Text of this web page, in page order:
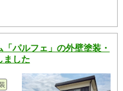
パルフェ」の外壁塗装・
ました